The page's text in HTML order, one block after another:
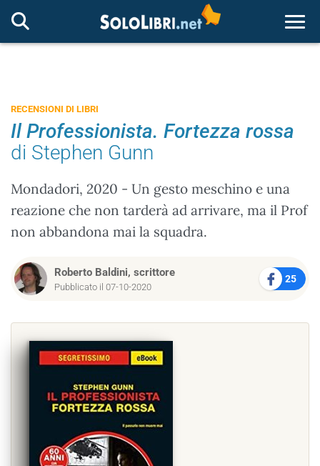
RECENSIONI DI LIBRI
Il Professionista. Fortezza rossa
di Stephen Gunn
Mondadori, 2020 - Un gesto meschino e una
reazione che non tarderà ad arrivare, ma il Prof
non abbandona mai la squadra.
Roberto Baldini, scrittore
Pubblicato il 07-10-2020
25